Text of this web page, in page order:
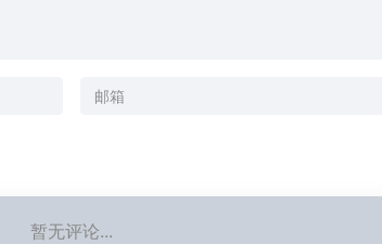
暂无评论...